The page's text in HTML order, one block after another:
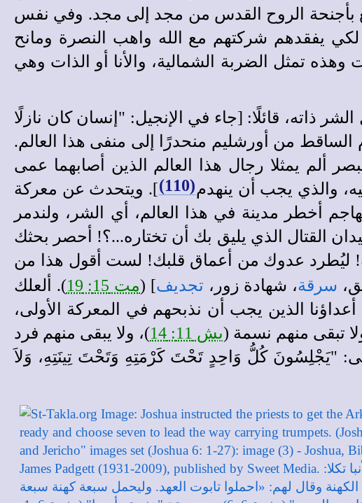
بأجنحة الروح القدس من مجد إلى مجد. وفي نفس
لكي يفقدهم شركتهم مع الله واهب النصرة ومانح
تمثل الضربة الشمالية، والأنا أو الذات وهي
ذاته، قائلًا: [جاء في الإنجيل: "إنسان كان نازلًا
من أورشليم منحدرًا إلى منفى هذا العالم.
ألم يمثلا رجال هذا العالم الذين أصابهما عمى
والذي يجب أن ينهدم(110)
]. ويتحدث عن معركة
أخطر مدينة في هذا العالم، أي الشر، ولندمر
القتال الذي يليق بك أن تختاره...؟! أحصر بحثك
ليُطرد عدوك من أعماق قلبك! لست أقول هذا من
سرقة، شهادة زور، تجديف] (مت 15: 19
). ألعلك
الذين يجب أن نذبحهم في المعركة الأولى،
تبقى منهم نسمة (يش 11: 14
)، ولا يبقى منهم فرد
"يَجْلِسُونَ كُلُّ وَاحِدٍ تَحْتَ كَرْمَتِهِ وَتَحْتَ تِينَتِهِ، وَلاَ